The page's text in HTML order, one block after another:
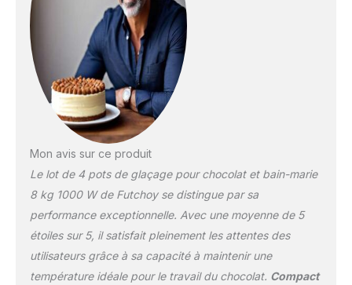
inoxydable de type 304,
résistant à la corrosion et
facile à nettoyer
Convient pour chauffer le
chocolat, la crème et le
lait
Mon avis sur ce produit
Le lot de 4 pots de glaçage pour chocolat et bain-marie
8 kg 1000 W de Futchoy se distingue par sa
performance exceptionnelle. Avec une moyenne de 5
étoiles sur 5, il satisfait pleinement les attentes des
utilisateurs grâce à sa capacité à maintenir une
température idéale pour le travail du chocolat. Compact